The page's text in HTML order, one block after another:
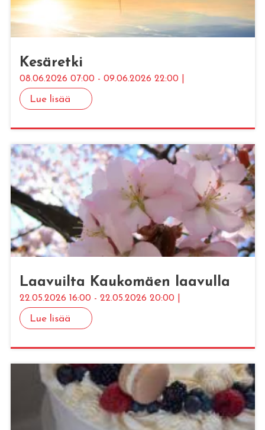
Ke­sä­ret­ki
08.06.2026 07:00 - 09.06.2026 22:00 |
Lue lisää
Laa­vuil­ta Kau­ko­mäen laa­vul­la
22.05.2026 16:00 - 22.05.2026 20:00 |
Lue lisää